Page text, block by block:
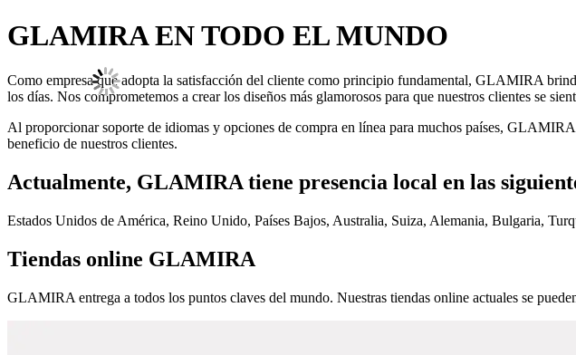
GLAMIRA EN TODO EL MUNDO
Como empresa que adopta la satisfacción del cliente como principio fundamental, GLAMIRA
los días. Nos comprometemos a crear los diseños más glamorosos para que nuestros clientes se
Al proporcionar soporte de idiomas y opciones de compra en línea para muchos países,
beneficio de nuestros clientes.
Actualmente, GLAMIRA tiene presencia local en las
Estados Unidos de América, Reino Unido, Países Bajos, Australia, Suiza, Alemania, Bulgaria,
Tiendas online GLAMIRA
GLAMIRA entrega a todos los puntos claves del mundo. Nuestras tiendas online actuales se